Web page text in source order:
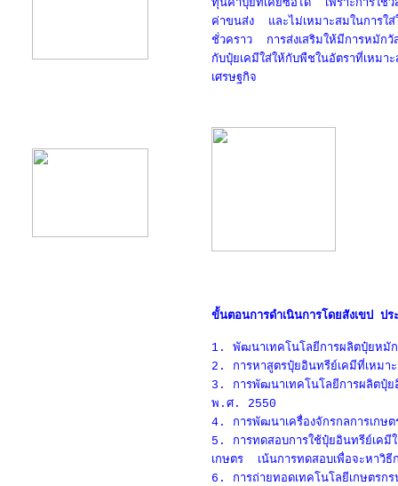
ทุนค่าปุ๋ยที่เคยซื้อได้ เพราะการใช้
ค่าขนส่ง และไม่เหมาะสมในการใส่
ชั่วคราว การส่งเสริมให้มีการหมัก
กับปุ๋ยเคมีใส่ให้กับพืชในอัตราที่เหม
เศรษฐกิจ
ขั้นตอนการดำเนินการโดยสังเขป ปร
1. พัฒนาเทคโนโลยีการผลิตปุ๋ยหมัก
2. การหาสูตรปุ๋ยอินทรีย์เคมีที่เหม
3. การพัฒนาเทคโนโลยีการผลิต
พ.ศ. 2550
4. การพัฒนาเครื่องจักรกลการเกษ
5. การทดสอบการใช้ปุ๋ยอินทรีย์เค
เกษตร เน้นการทดสอบเพื่อจะหาวิธี
6. การถ่ายทอดเทคโนโลยีเกษตรกร